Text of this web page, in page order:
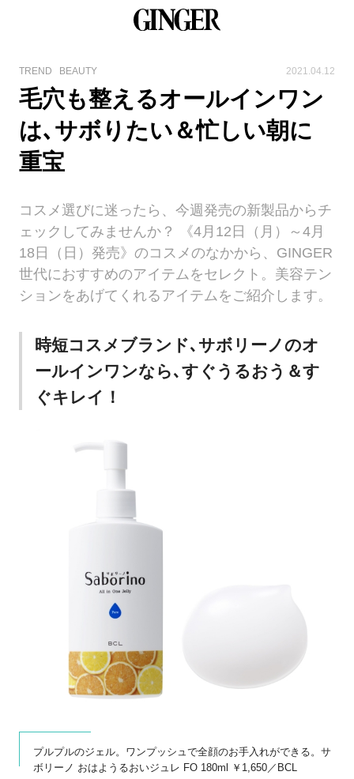
TREND BEAUTY 2021.04.12
毛穴も整えるオールインワン
は､サボりたい＆忙しい朝に
重宝
コスメ選びに迷ったら、今週発売の新製品からチ
ェックしてみませんか？ 《4月12日（月）～4月
18日（日）発売》のコスメのなかから、GINGER
世代におすすめのアイテムをセレクト。美容テン
ションをあげてくれるアイテムをご紹介します。
時短コスメブランド､サボリーノのオ
ールインワンなら､すぐうるおう＆す
ぐキレイ！
プルプルのジェル。ワンプッシュで全顔のお手入れができる。サ
ボリーノ おはようるおいジュレ FO 180ml ￥1,650／BCL